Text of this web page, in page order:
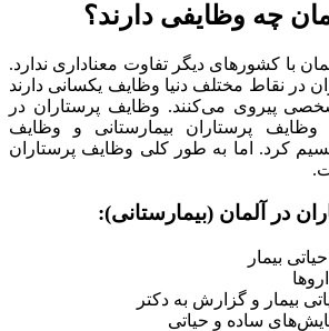
چه وظایفی دارند؟
با کشورهای دیگر تفاوت معناداری ندارد.
در نقاط مختلف دنیا وظایف یکسانی دارند
پیروی می‌کنند. وظایف پرستاران در
وظایف پرستاران بیمارستانی و وظایف
کرد. اما به طور کلی وظایف پرستاران
در آلمان (بیمارستانی):
بیمار
بیمار و گزارش به دکتر
ساده و حیاتی